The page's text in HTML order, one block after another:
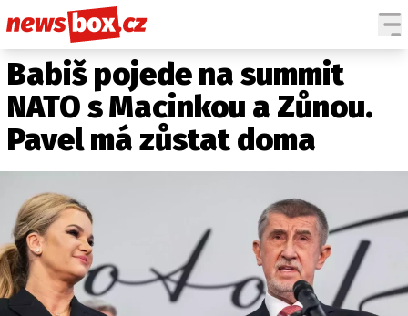
DOMÁCÍ
ZAHRANIČÍ
POČASÍ
KRIMI
EKONOMIKA
KULTURA
SPOLEČNOST
SPORT
ČESKÉ CELEBRITY
SVĚTOVÉ CELEBRITY
Babiš pojede na summit
NATO s Macinkou a Zůnou.
Pavel má zůstat doma